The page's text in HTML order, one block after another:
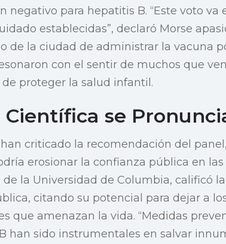
negativo para hepatitis B. “Este voto va
establecidas”, declaró Morse
de la ciudad de administrar la vacuna
con el sentir de muchos que
proteger la salud infantil.
se
criticado la recomendación del
erosionar la confianza pública en las
la Universidad de Columbia, calificó
citando su potencial para dejar a
que amenazan la vida. “Medidas
han sido instrumentales en salvar